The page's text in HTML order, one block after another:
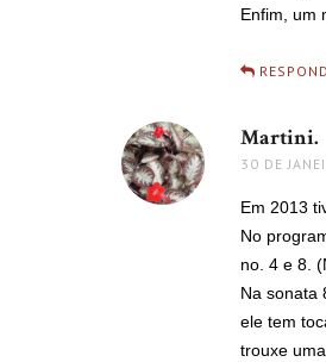
Enfim, um
Martini.
30 DE
Em 2013
No
no. 4 e 8.
Na sonata
ele tem
trouxe